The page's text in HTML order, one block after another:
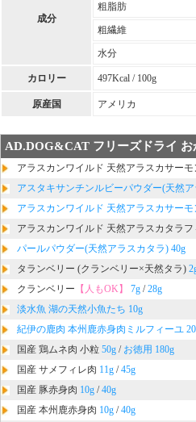
成分
粗脂肪
粗繊維
水分
カロリー 497Kcal / 100g
原産国 アメリカ
AD.DOG&CAT フリーズドライ お
アラスカンワイルド 天然アラスカサーモ
アスタキサンチンルビーパウダー(天然
アラスカンワイルド 天然アラスカサーモ
アラスカンワイルド 天然アラスカタラフ
パールパウダー(天然アラスカタラ) 40g
タランベリー (クランベリー×天然タラ)
クランベリー 【人もOK】 7g /28g
淡水魚 湖の天然小魚たち 10g
紀伊の鹿肉 本州鹿赤身肉ミルフィーユ
国産 鶏ムネ肉 小粒 50g / お徳用 180g
国産 サメフィレ肉 11g /45g
国産 豚赤身肉 10g /40g
国産 本州鹿赤身肉 10g /40g